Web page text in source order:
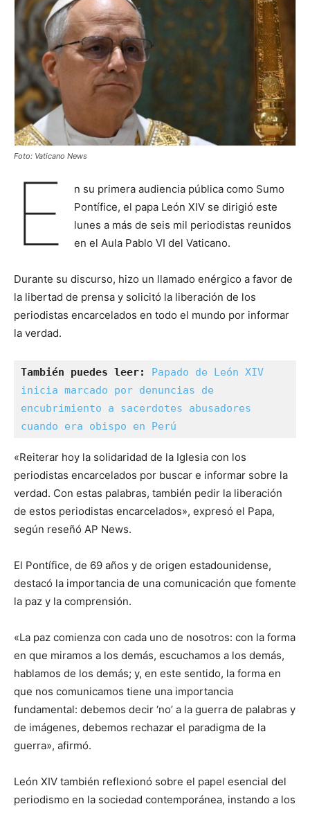
Foto: Vaticano News
E
n su primera audiencia pública como Sumo
Pontífice, el papa León XIV se dirigió este
lunes a más de seis mil periodistas reunidos
en el Aula Pablo VI del Vaticano.
Durante su discurso, hizo un llamado enérgico a favor de
la libertad de prensa y solicitó la liberación de los
periodistas encarcelados en todo el mundo por informar
la verdad.
También puedes leer:
Papado de León XIV
inicia marcado por denuncias de
encubrimiento a sacerdotes abusadores
cuando era obispo en Perú
«Reiterar hoy la solidaridad de la Iglesia con los
periodistas encarcelados por buscar e informar sobre la
verdad. Con estas palabras, también pedir la liberación
de estos periodistas encarcelados», expresó el Papa,
según reseñó AP News.
El Pontífice, de 69 años y de origen estadounidense,
destacó la importancia de una comunicación que fomente
la paz y la comprensión.
«La paz comienza con cada uno de nosotros: con la forma
en que miramos a los demás, escuchamos a los demás,
hablamos de los demás; y, en este sentido, la forma en
que nos comunicamos tiene una importancia
fundamental: debemos decir ‘no’ a la guerra de palabras y
de imágenes, debemos rechazar el paradigma de la
guerra», afirmó.
León XIV también reflexionó sobre el papel esencial del
periodismo en la sociedad contemporánea, instando a los